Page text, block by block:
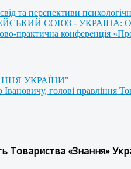
та перспективи
СОЮЗ - УКРАЇНА:
практична конференція
УКРАЇНИ"
голові правління
Товариства «Знання»